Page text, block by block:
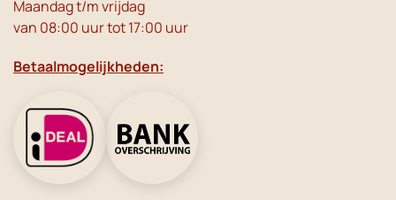
Maandag t/m vrijdag
van 08:00 uur tot 17:00 uur
Betaalmogelijkheden: